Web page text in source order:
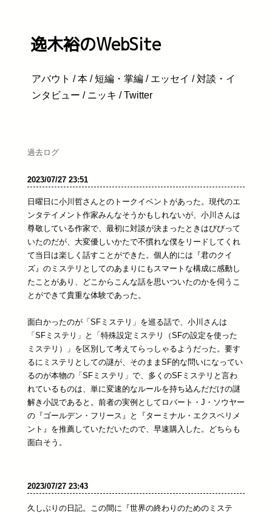
逸木裕のWebSite
アバウト /本/短編・掌編/ エッセイ /対談・イ
ンタビュー / ニッキ /Twitter
過去ログ
2023/07/27 23:51
日曜日に小川哲さんとのトークイベントがあった。現代のエ
ンタテイメント作家みんなそうかもしれないが、小川さんは
尊敬している作家で、最初に対談が決まったときはびびって
いたのだが、大変優しいかたで不慣れな僕をリードしてくれ
て当日は楽しく話すことができた。個人的には『君のクイ
ズ』のミステリとしてのあまりにもスマートな構成に感動し
たことがあり、どこからこんな話を思いついたのかを伺うこ
とができて貴重な体験であった。
面白かったのが「SFミステリ」を巡る話で、小川さんは
「SFミステリ」と「特殊設定ミステリ（SFの設定を使った
ミステリ）」を区別して考えてらっしゃるようだった。要す
るにミステリとしての謎が、そのままSF的な問いになってい
るのが本物の「SFミステリ」で、多くのSFミステリと言わ
れているものは、単に変速的なルールを持ち込んだだけの謎
解き小説であると。前者の実例としてロバート・J・ソウヤー
の『ゴールデン・フリース』と『ターミナル・エクスペリメ
ント』を推薦していただいたので、早速購入した。どちらも
面白そう。
2023/07/27 23:43
久しぶりの日記。この間に『世界の終わりのためのミステ